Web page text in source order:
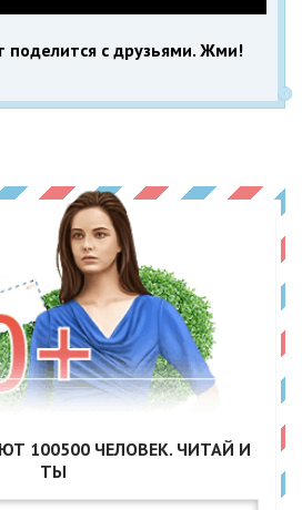
поделится с друзьями. Жми!
100500ЧЕЛОВЕК. ЧИТАЙ И
ТЫ